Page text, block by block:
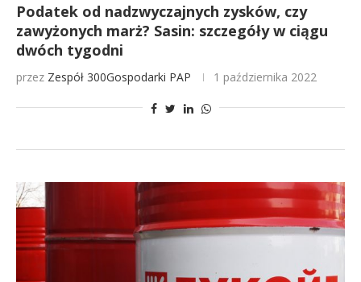
Podatek od nadzwyczajnych zysków, czy
zawyżonych marż? Sasin: szczegóły w ciągu
dwóch tygodni
przez Zespół 300Gospodarki PAP 1 października 2022